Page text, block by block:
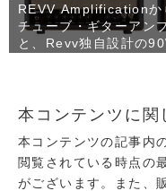
REVV Amplificationか
チューブ・ギターアン
と、Revv独自設計の
本コンテンツに関
本コンテンツの記事内
閲覧されている時点の
がございます。また、